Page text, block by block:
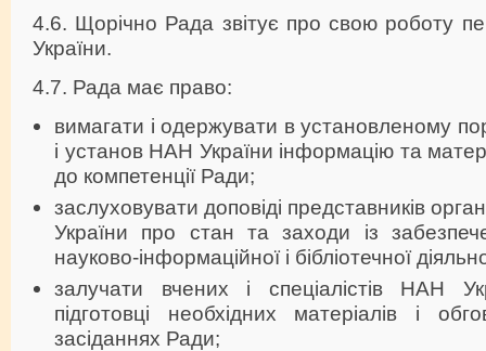
4.6. Щорічно Рада звітує про свою роботу
України.
4.7. Рада має право:
вимагати і одержувати в установленому
і установ НАН України інформацію та
до компетенції Ради;
заслуховувати доповіді представників
України про стан та заходи із
науково-інформаційної і бібліотечної
залучати вчених і спеціалістів НАН
підготовці необхідних матеріалів і
засіданнях Ради;